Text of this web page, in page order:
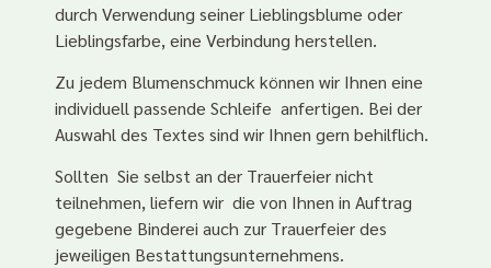
durch Verwendung seiner Lieblingsblume oder
Lieblingsfarbe, eine Verbindung herstellen.
Zu jedem Blumenschmuck können wir Ihnen eine
individuell passende Schleife anfertigen. Bei der
Auswahl des Textes sind wir Ihnen gern behilflich.
Sollten Sie selbst an der Trauerfeier nicht
teilnehmen, liefern wir die von Ihnen in Auftrag
gegebene Binderei auch zur Trauerfeier des
jeweiligen Bestattungsunternehmens.